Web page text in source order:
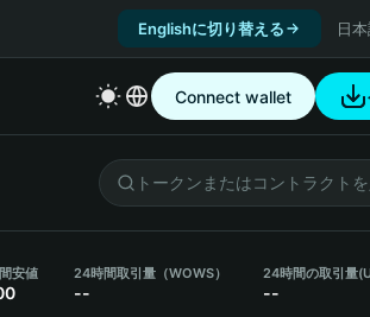
Englishに切り替える 日
Connect wallet
安値 24時間取引量（WOWS）
--
24時間の取引量
--